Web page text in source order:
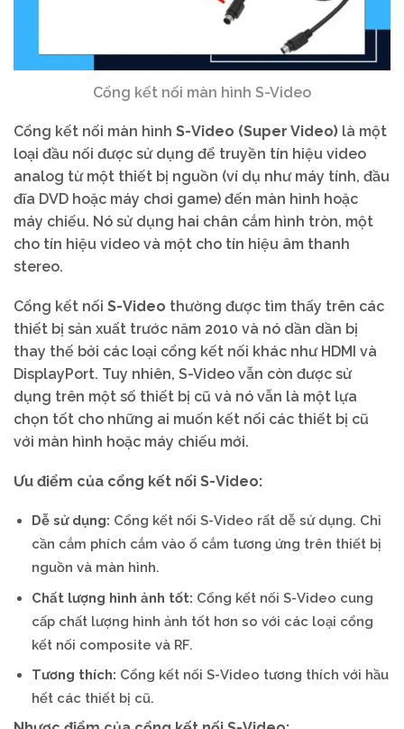
Cổng kết nối màn hình S-Video
Cổng kết nối màn hình S-Video (Super Video) là một
loại đầu nối được sử dụng để truyền tín hiệu video
analog từ một thiết bị nguồn (ví dụ như máy tính, đầu
đĩa DVD hoặc máy chơi game) đến màn hình hoặc
máy chiếu. Nó sử dụng hai chân cắm hình tròn, một
cho tín hiệu video và một cho tín hiệu âm thanh
stereo.
Cổng kết nối S-Video thường được tìm thấy trên các
thiết bị sản xuất trước năm 2010 và nó dần dần bị
thay thế bởi các loại cổng kết nối khác như HDMI và
DisplayPort. Tuy nhiên, S-Video vẫn còn được sử
dụng trên một số thiết bị cũ và nó vẫn là một lựa
chọn tốt cho những ai muốn kết nối các thiết bị cũ
với màn hình hoặc máy chiếu mới.
Ưu điểm của cổng kết nối S-Video:
Dễ sử dụng: Cổng kết nối S-Video rất dễ sử dụng. Chỉ
cần cắm phích cắm vào ổ cắm tương ứng trên thiết bị
nguồn và màn hình.
Chất lượng hình ảnh tốt: Cổng kết nối S-Video cung
cấp chất lượng hình ảnh tốt hơn so với các loại cổng
kết nối composite và RF.
Tương thích: Cổng kết nối S-Video tương thích với hầu
hết các thiết bị cũ.